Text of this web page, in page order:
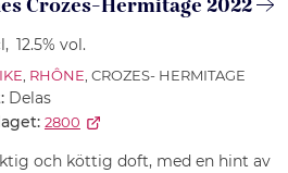
Crozes-Hermitage 2022
, 12.5% vol.
RHÔNE , CROZES- HERMITAGE
Delas
2800
och köttig doft, med en hint av